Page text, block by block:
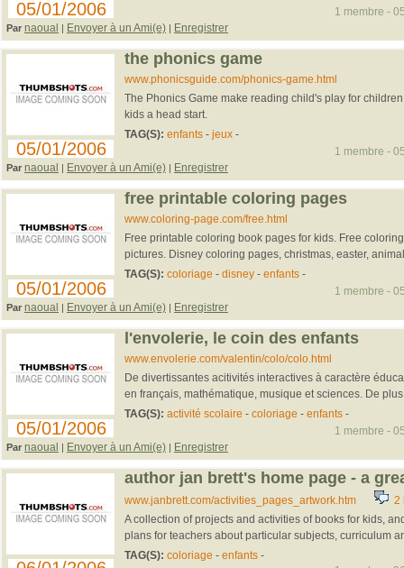
05/01/2006
Par naoual | Envoyer à un Ami(e) | Enregistrer
1 membre -
05/01/2006
the phonics game
www.phonicsguide.com/phonics-game.html
The Phonics Game make reading child's play for
kids a head start.
TAG(S): enfants- jeux-
Par naoual | Envoyer à un Ami(e) | Enregistrer
1 membre -
05/01/2006
free printable coloring pages
www.coloring-page.com/free.html
Free printable coloring book pages for kids. Free
pictures. Disney coloring pages, christmas, easter,
TAG(S): coloriage - disney- enfants-
Par naoual | Envoyer à un Ami(e) | Enregistrer
1 membre -
05/01/2006
l'envolerie, le coin des enfants
www.envolerie.com/valentin/colo/colo.html
De divertissantes acitivités interactives à caractère
en français, mathématique, musique et sciences. De
TAG(S): activité scolaire - coloriage - enfants-
Par naoual | Envoyer à un Ami(e) | Enregistrer
1 membre -
author jan brett's home page - a
www.janbrett.com/activities_pages_artwork.htm 2
A collection of projects and activities of books for kids,
plans for teachers about particular subjects, curriculum
TAG(S): coloriage - enfants-